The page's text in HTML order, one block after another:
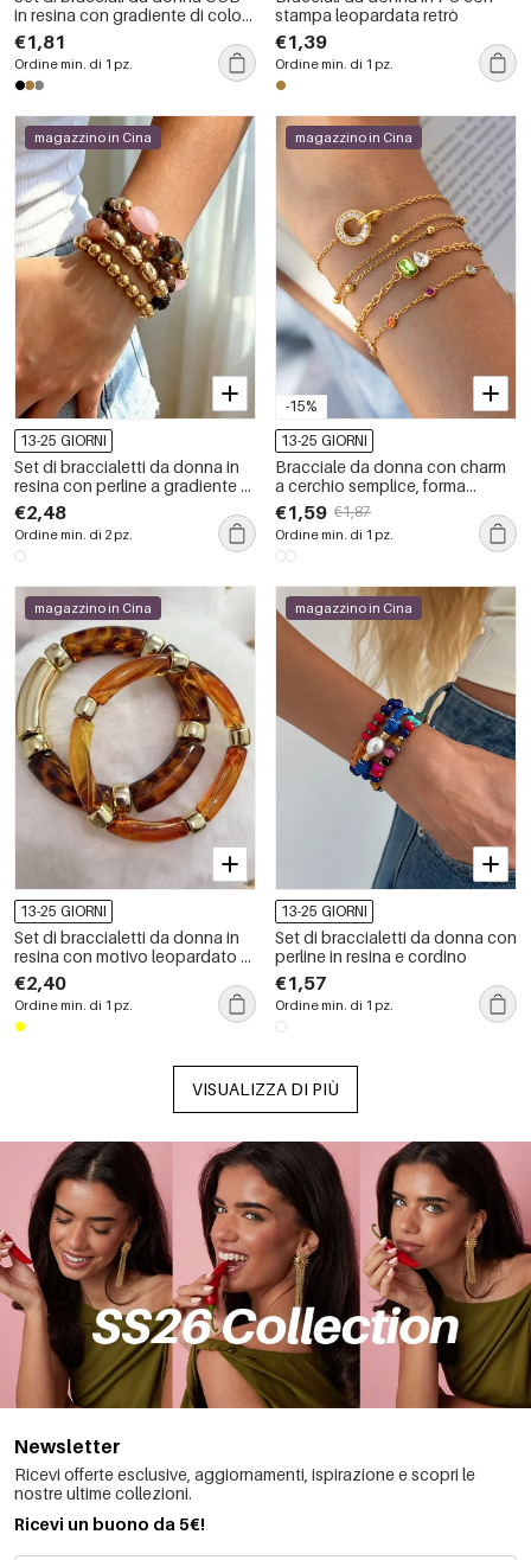
in resina con gradiente di colore
retrò
€1,81
Ordine min. di 1 pz.
stampa leopardata retrò
€1,39
Ordine min. di 1 pz.
magazzino in Cina
13-25 GIORNI
Set di braccialetti da donna in
resina con perline a gradiente di
colore
€2,48
Ordine min. di 2 pz.
-15%
magazzino in Cina
13-25 GIORNI
Bracciale da donna con charm
a cerchio semplice, forma
geometrica, in acciaio
inossidabile, impermeabile,
color oro, con zirconi.
€1,59 €1,87
Ordine min. di 1 pz.
magazzino in Cina
13-25 GIORNI
Set di braccialetti da donna in
resina con motivo leopardato e
colori misti
€2,40
Ordine min. di 1 pz.
magazzino in Cina
13-25 GIORNI
Set di braccialetti da donna con
perline in resina e cordino
€1,57
Ordine min. di 1 pz.
VISUALIZZA DI PIÙ
Newsletter
Ricevi offerte esclusive, aggiornamenti, ispirazione e scopri le
nostre ultime collezioni.
Ricevi un buono da 5€!